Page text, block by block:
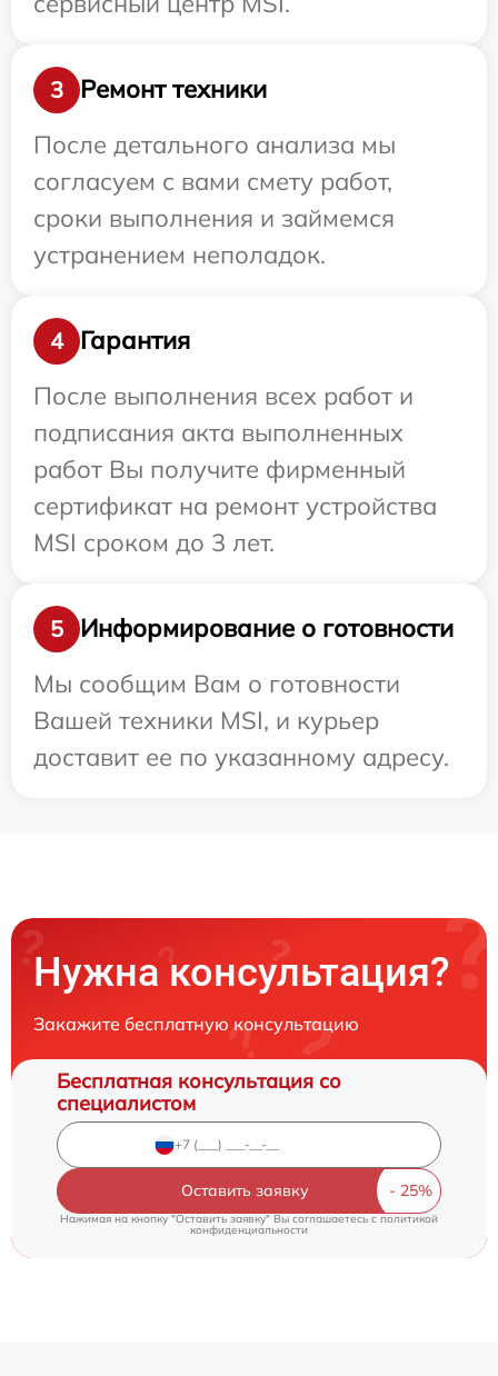
3
Ремонт техники
После детального анализа мы
согласуем с вами смету работ,
сроки выполнения и займемся
устранением неполадок.
4
Гарантия
После выполнения всех работ и
подписания акта выполненных
работ Вы получите фирменный
сертификат на ремонт устройства
MSI сроком до 3 лет.
5
Информирование о готовности
Мы сообщим Вам о готовности
Вашей техники MSI, и курьер
доставит ее по указанному адресу.
Нужна консультация?
Закажите бесплатную консультацию
Бесплатная консультация со
специалистом
Оставить заявку
Нажимая на кнопку "Оставить заявку" Вы соглашаетесь cполитикой
конфиденциальности